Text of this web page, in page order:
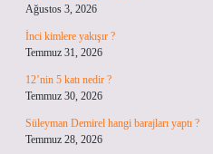
Ağustos 3, 2026
İnci kimlere yakışır ?
Temmuz 31, 2026
12’nin 5 katı nedir ?
Temmuz 30, 2026
Süleyman Demirel hangi barajları yaptı ?
Temmuz 28, 2026